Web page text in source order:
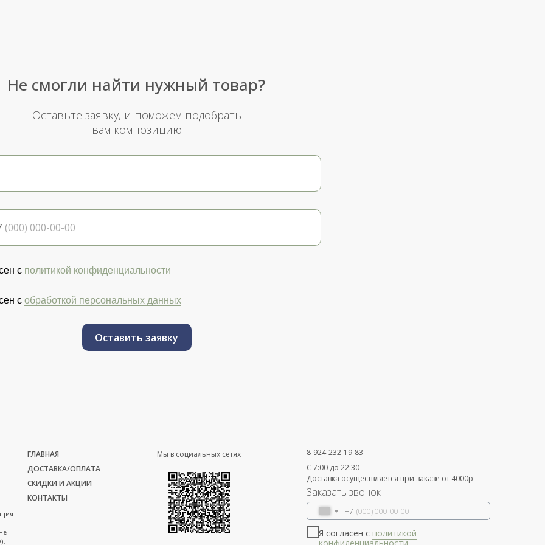
с политикой конфиденциальности
с обработкой персональных данных
Оставить заявку
Не смогли найти нужный товар?
Оставьте заявку, и поможем подобрать
вам композицию
ГЛАВНАЯ
ДОСТАВКА/ОПЛАТА
СКИДКИ И АКЦИИ
КОНТАКТЫ
8-924-232-19-83
С 7:00 до 22:30
Доставка осуществляется при заказе от 4000р
Мы в социальных сетях
Заказать звонок
+7
Я согласен с политикой